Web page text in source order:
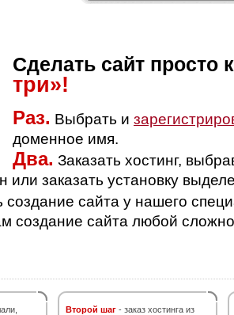
Сделать сайт просто
три»!
Раз. Выбрать и
доменное имя.
Два. Заказать хостинг,
заказать установку
создание сайта у нашего
создание сайта любой
Второй шаг - заказ хостинга из